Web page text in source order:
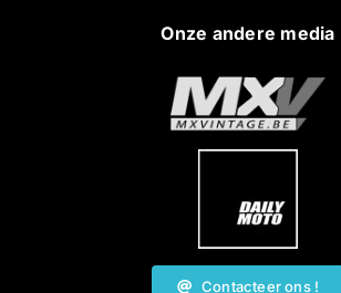
Onze andere media
Contacteer ons !